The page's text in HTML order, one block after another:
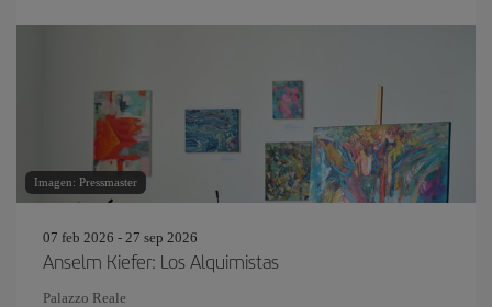
Imagen: Pressmaster
07 feb 2026 - 27 sep 2026
Anselm Kiefer: Los Alquimistas
Palazzo Reale